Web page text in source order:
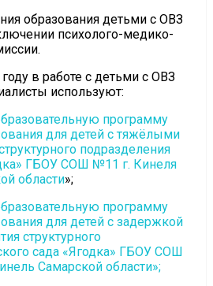
образования детьми с ОВЗ
психолого-медико-
в работе с детьми с ОВЗ
используют:
программу
для детей с тяжёлыми
подразделения
ГБОУ СОШ №11 г. Кинеля
области»;
программу
для детей с задержкой
структурного
сада «Ягодка» ГБОУ СОШ
Самарской области»;